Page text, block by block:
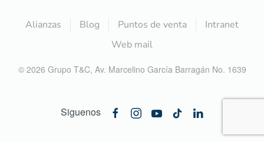
Alianzas Blog Puntos de venta
Intranet
Web mail
© 2026 Grupo T&C, Av. Marcelino García Barragán No. 1639
Siguenos